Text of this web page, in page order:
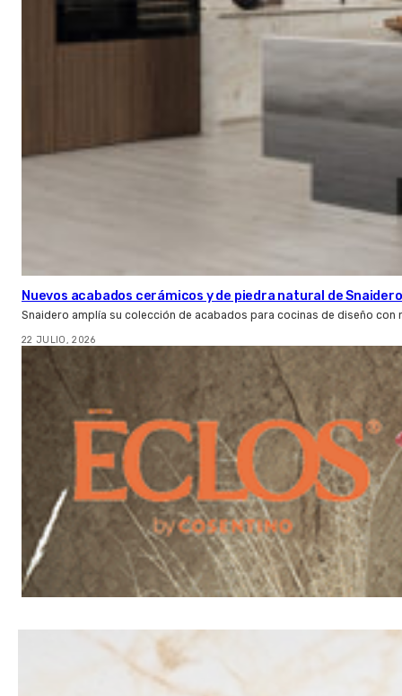
Nuevos acabados cerámicos y de piedra natural de Snaidero
Snaidero amplía su colección de acabados para cocinas de diseño
22 JULIO, 2026